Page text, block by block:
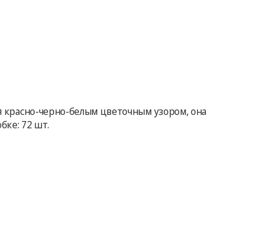
красно-черно-белым цветочным узором, она
72 шт.